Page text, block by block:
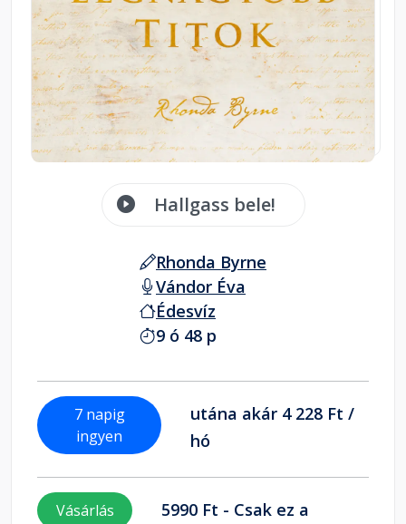
Hallgass bele!
Rhonda Byrne
Vándor Éva
Édesvíz
9 ó 48 p
7 napig
ingyen
utána akár 4 228 Ft /
hó
Vásárlás
5990 Ft - Csak ez a